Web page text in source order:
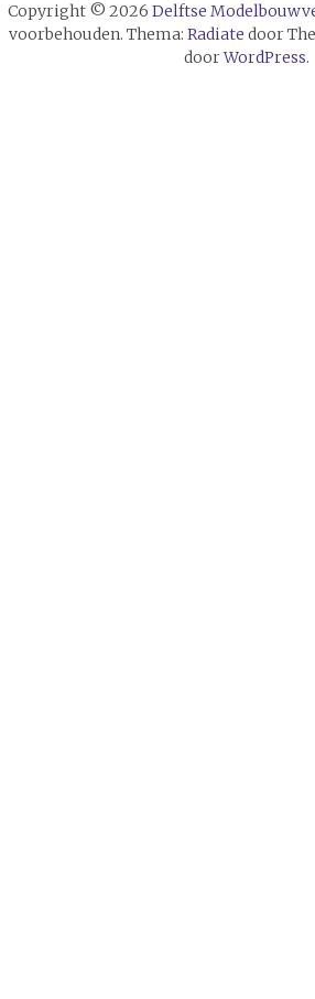
Copyright © 2026 Delftse
voorbehouden. Thema: Radiate door
doorWordPress.